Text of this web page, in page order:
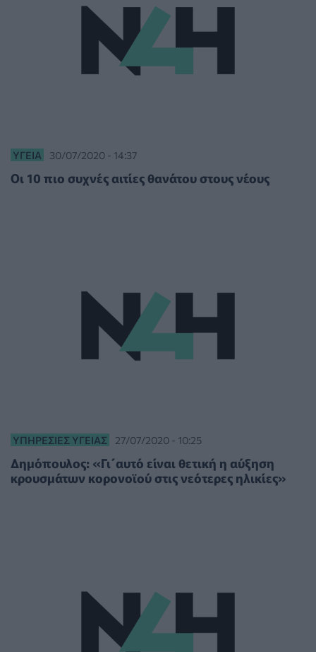
ΥΓΕΊΑ 30/07/2020 - 14:37
Οι 10 πιο συχνές αιτίες θανάτου στους νέους
ΥΠΗΡΕΣΊΕΣ ΥΓΕΊΑΣ 27/07/2020 - 10:25
Δημόπουλος: «Γι΄αυτό είναι θετική η αύξηση
κρουσμάτων κορονοϊού στις νεότερες ηλικίες»